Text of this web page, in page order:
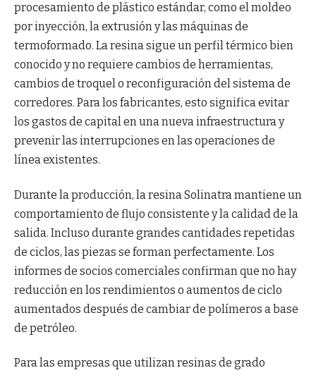
procesamiento de plástico estándar, como el moldeo
por inyección, la extrusión y las máquinas de
termoformado. La resina sigue un perfil térmico bien
conocido y no requiere cambios de herramientas,
cambios de troquel o reconfiguración del sistema de
corredores. Para los fabricantes, esto significa evitar
los gastos de capital en una nueva infraestructura y
prevenir las interrupciones en las operaciones de
línea existentes.
Durante la producción, la resina Solinatra mantiene un
comportamiento de flujo consistente y la calidad de la
salida. Incluso durante grandes cantidades repetidas
de ciclos, las piezas se forman perfectamente. Los
informes de socios comerciales confirman que no hay
reducción en los rendimientos o aumentos de ciclo
aumentados después de cambiar de polímeros a base
de petróleo.
Para las empresas que utilizan resinas de grado